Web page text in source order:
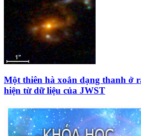
Một thiên hà xoắn dạng thanh ở
hiện từ dữ liệu của JWST